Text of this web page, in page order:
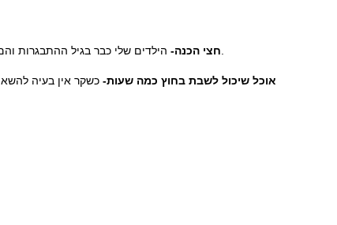
חצי הכנה-
אוכל שיכול לשבת בחוץ כמה שעות-